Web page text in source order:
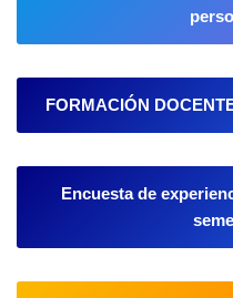
FORMACIÓN
Encuesta de